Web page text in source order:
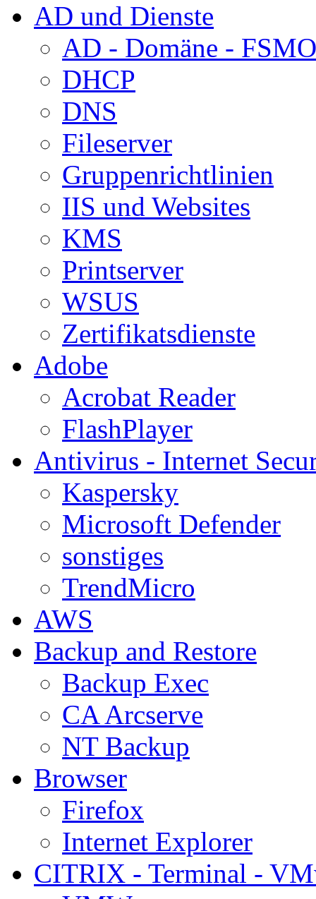
AD und Dienste
AD - Domäne - FSMO
DHCP
DNS
Fileserver
Gruppenrichtlinien
IIS und Websites
KMS
Printserver
WSUS
Zertifikatsdienste
Adobe
Acrobat Reader
FlashPlayer
Antivirus - Internet
Kaspersky
Microsoft Defender
sonstiges
TrendMicro
AWS
Backup and Restore
Backup Exec
CA Arcserve
NT Backup
Browser
Firefox
Internet Explorer
CITRIX - Terminal -